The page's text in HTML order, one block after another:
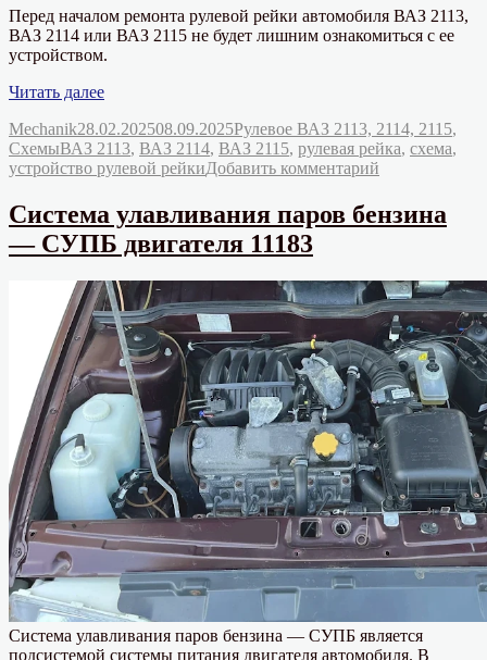
2104.
Размеры.
Перед началом ремонта рулевой рейки автомобиля ВАЗ 2113,
ВАЗ 2114 или ВАЗ 2115 не будет лишним ознакомиться с ее
устройством.
Читать далее«Устройство
рейки
ВАЗ
2113,
2115.
Схема.»
Автор
MechanikОпубликовано
28.02.202508.09.2025Рубрики
Рулевое ВАЗ 2113, 2114, 2115,
СхемыМетки
ВАЗ 2113, ВАЗ 2114, ВАЗ 2115, рулевая рейка, схема,
устройство рулевой рейкиДобавить комментарий
рулевой
2113,
2114,
2115.
Схема.
Система улавливания паров бензина
— СУПБ двигателя 11183
Система улавливания паров бензина — СУПБ является
подсистемой системы питания двигателя автомобиля. В